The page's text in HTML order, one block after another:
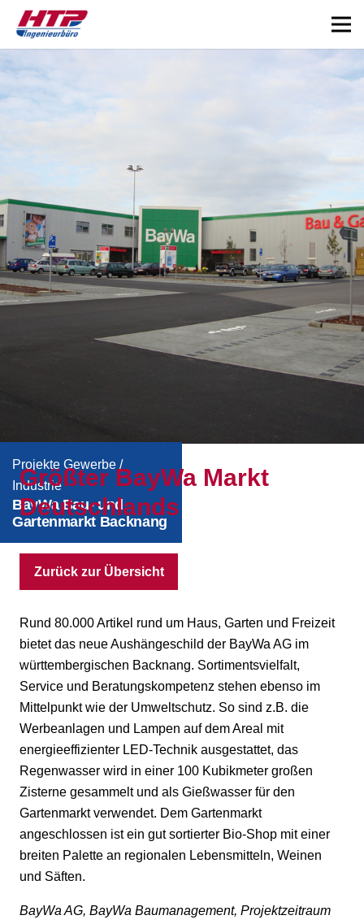
Projekte Gewerbe /
Industrie
BayWa Bau- und
Gartenmarkt Backnang
Größter BayWa Markt
Deutschlands
Zurück zur Übersicht
Rund 80.000 Artikel rund um Haus, Garten und Freizeit
bietet das neue Aushängeschild der BayWa AG im
württembergischen Backnang. Sortimentsvielfalt,
Service und Beratungskompetenz stehen ebenso im
Mittelpunkt wie der Umweltschutz. So sind z.B. die
Werbeanlagen und Lampen auf dem Areal mit
energieeffizienter LED-Technik ausgestattet, das
Regenwasser wird in einer 100 Kubikmeter großen
Zisterne gesammelt und als Gießwasser für den
Gartenmarkt verwendet. Dem Gartenmarkt
angeschlossen ist ein gut sortierter Bio-Shop mit einer
breiten Palette an regionalen Lebensmitteln, Weinen
und Säften.
BayWa AG, BayWa Baumanagement, Projektzeitraum